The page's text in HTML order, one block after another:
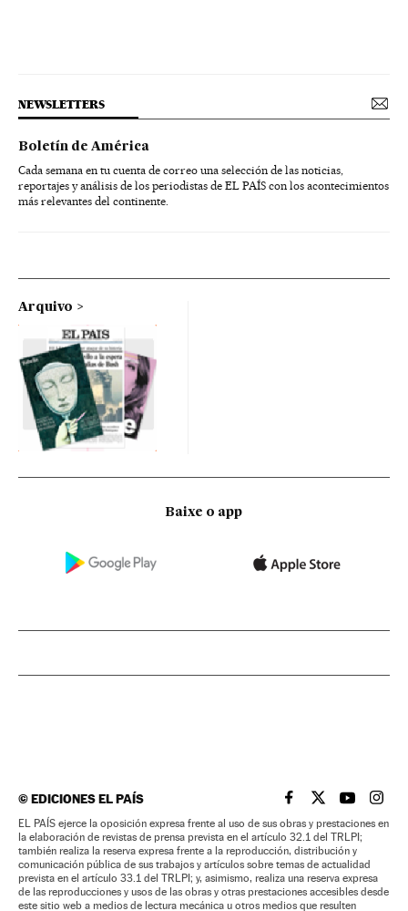
NEWSLETTERS
Boletín de América
Cada semana en tu cuenta de correo una selección de las noticias,
reportajes y análisis de los periodistas de EL PAÍS con los acontecimientos
más relevantes del continente.
Arquivo
Baixe o app
©EDICIONES EL PAÍS EL PAÍS BRASIL EN
EL PAÍSEL PAÍS
EL
EL PAÍS ejerce la oposición expresa frente al uso de sus obras y prestaciones en
la elaboración de revistas de prensa prevista en el artículo 32.1 del TRLPI;
también realiza la reserva expresa frente a la reproducción, distribución y
comunicación pública de sus trabajos y artículos sobre temas de actualidad
prevista en el artículo 33.1 del TRLPI; y, asimismo, realiza una reserva expresa
de las reproducciones y usos de las obras y otras prestaciones accesibles desde
este sitio web a medios de lectura mecánica u otros medios que resulten